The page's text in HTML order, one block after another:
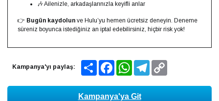
🎶 Ailenizle, arkadaşlarınızla keyifli anlar
👉 Bugün kaydolun ve Hulu’yu hemen ücretsiz deneyin. Deneme
süreniz boyunca istediğiniz an iptal edebilirsiniz, hiçbir risk yok!
Kampanya'yı paylaş: Share FacebookWhatsAppTelegram
Kampanya'ya Git